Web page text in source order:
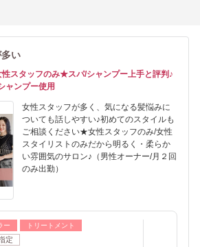
い
性スタッフのみ★スパ/シャンプー上手と評判♪
ャンプー使用
女性スタッフが多く、気になる髪悩みに
ついても話しやすい♪初めてのスタイルも
ご相談ください★女性スタッフのみ/女性
スタイリストのみだから明るく・柔らか
い雰囲気のサロン♪（男性オーナー/月２回
のみ出勤）
ー トリートメント
定